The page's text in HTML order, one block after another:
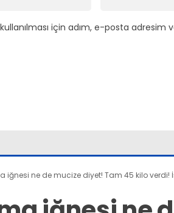
için adım, e-posta adresim
iğnesi ne de mucize diyet! Tam 45 kilo verdi!